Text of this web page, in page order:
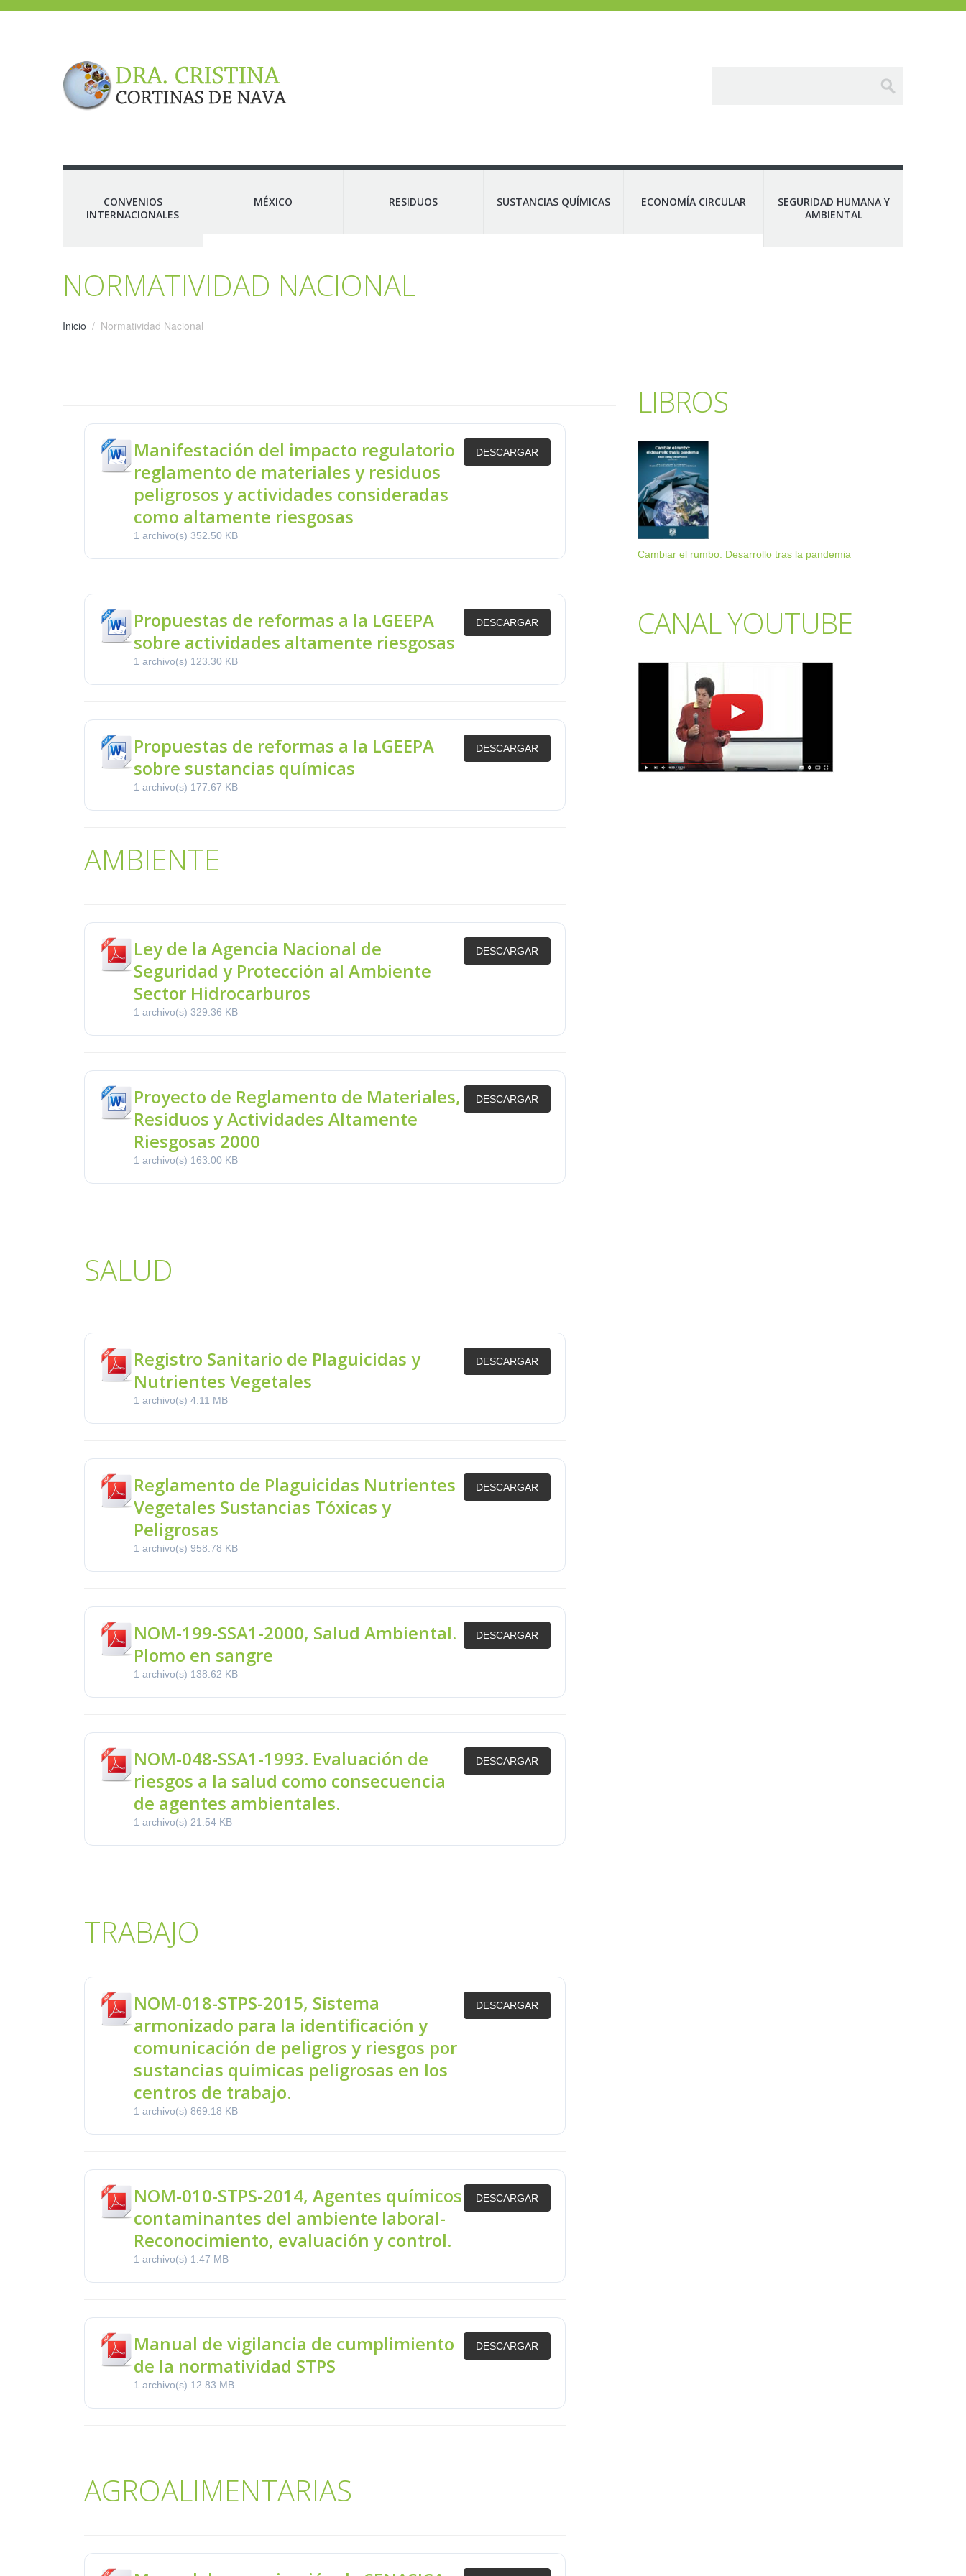
CONVENIOS
INTERNACIONALES
MÉXICO RESIDUOS SUSTANCIAS QUÍMICAS ECONOMÍA CIRCULAR
SEGURIDAD HUMANA Y
AMBIENTAL
NORMATIVIDAD NACIONAL
Inicio Normatividad Nacional
Manifestación del impacto regulatorio
reglamento de materiales y residuos
peligrosos y actividades consideradas
como altamente riesgosas
1 archivo(s) 352.50 KB
DESCARGAR
Propuestas de reformas a la LGEEPA
sobre actividades altamente riesgosas
1 archivo(s) 123.30 KB
DESCARGAR
Propuestas de reformas a la LGEEPA
sobre sustancias químicas
1 archivo(s) 177.67 KB
DESCARGAR
AMBIENTE
Ley de la Agencia Nacional de
Seguridad y Protección al Ambiente
Sector Hidrocarburos
1 archivo(s) 329.36 KB
DESCARGAR
Proyecto de Reglamento de Materiales,
Residuos y Actividades Altamente
Riesgosas 2000
1 archivo(s) 163.00 KB
DESCARGAR
SALUD
Registro Sanitario de Plaguicidas y
Nutrientes Vegetales
1 archivo(s) 4.11 MB
DESCARGAR
Reglamento de Plaguicidas Nutrientes
Vegetales Sustancias Tóxicas y
Peligrosas
1 archivo(s) 958.78 KB
DESCARGAR
NOM-199-SSA1-2000, Salud Ambiental.
Plomo en sangre
1 archivo(s) 138.62 KB
DESCARGAR
NOM-048-SSA1-1993. Evaluación de
riesgos a la salud como consecuencia
de agentes ambientales.
1 archivo(s) 21.54 KB
DESCARGAR
TRABAJO
NOM-018-STPS-2015, Sistema
armonizado para la identificación y
comunicación de peligros y riesgos por
sustancias químicas peligrosas en los
centros de trabajo.
1 archivo(s) 869.18 KB
DESCARGAR
NOM-010-STPS-2014, Agentes químicos
contaminantes del ambiente laboral-
Reconocimiento, evaluación y control.
1 archivo(s) 1.47 MB
DESCARGAR
Manual de vigilancia de cumplimiento
de la normatividad STPS
1 archivo(s) 12.83 MB
DESCARGAR
AGROALIMENTARIAS
LIBROS
Cambiar el rumbo: Desarrollo tras la pandemia
CANAL YOUTUBE